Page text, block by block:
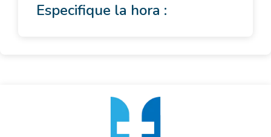
Especifique la hora :